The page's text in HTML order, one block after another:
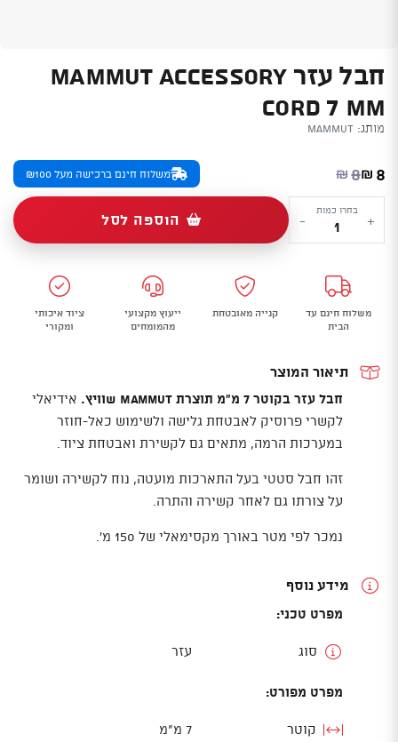
חבל עזר MAMMUT ACCESSORY
CORD 7 MM
מותג: Mammut
₪ 8
המחיר המקורי היה: ₪8.
₪ 8
המחיר הנוכחי הוא: ₪8. משלוח חינם ברכישה מעל ₪100
+
כמות
של
עזר
MAMMUT
ACCESSORY
7
בחרו כמות
- הוספה לסל
משלוח חינם עד
הבית
קנייה מאובטחת
ייעוץ מקצועי
מהמומחים
ציוד איכותי
ומקורי
תיאור המוצר
חבל עזר בקוטר 7 מ"מ תוצרת Mammut שוויץ.
אידיאלי
לקשרי פרוסיק לאבטחת גלישה ולשימוש כאל-חוזר
במערכות הרמה, מתאים גם לקשירת ואבטחת ציוד.
זהו חבל סטטי בעל התארכות מועטה, נוח לקשירה ושומר
על צורתו גם לאחר קשירה והתרה.
נמכר לפי מטר באורך מקסימאלי של 150 מ'.
מידע נוסף
מפרט טכני:
סוג עזר
מפרט מפורט:
קוטר 7 מ"מ